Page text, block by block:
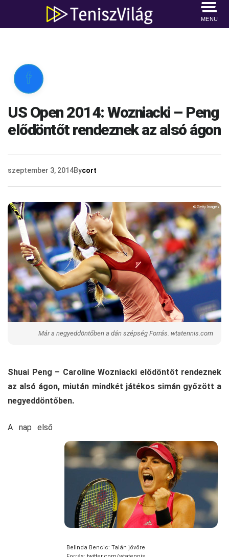
MENU

US Open 2014: Wozniacki – Peng
elődöntőt rendeznek az alsó ágon
szeptember 3, 2014Bycort
Már a negyeddöntőben a dán szépség Forrás. wtatennis.com
Shuai Peng – Caroline Wozniacki elődöntőt rendeznek
az alsó ágon, miután mindkét játékos simán győzött a
negyeddöntőben.
Belinda Bencic: Talán jövőre
A nap első